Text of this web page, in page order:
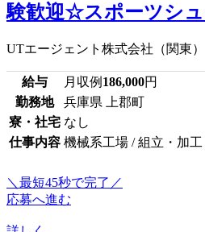
験歓迎☆スポーツシュ
UTエージェント株式会社（関東）
給与 月収例 186,000円
勤務地
兵庫県 上郡町
寮・社宅 なし
仕事内容 機械系工場 / 組立・加
＼最短45秒で完了／
応募へ進む